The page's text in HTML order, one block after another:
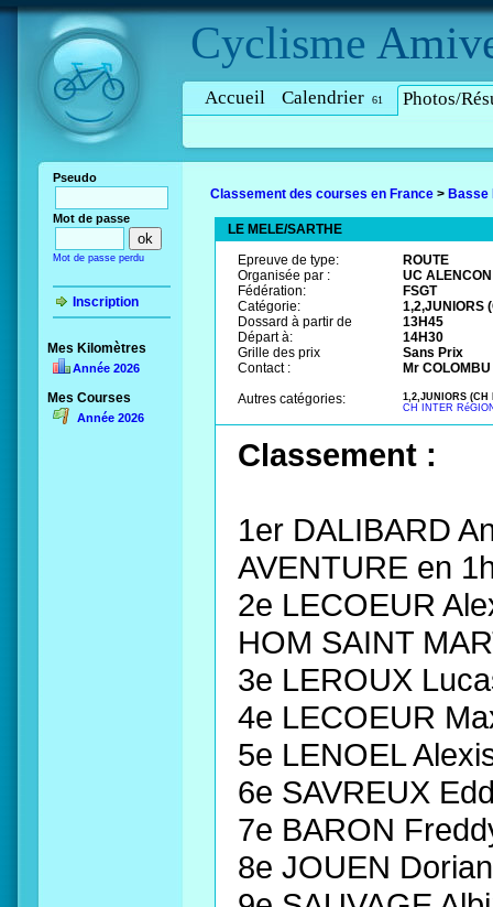
Cyclisme
Accueil Calendrier 61 Photos/
Pseudo
Mot de passe
Mot de passe perdu
Inscription
Mes Kilomètres
Année 2026
Mes Courses
Année 2026
Classement des courses en France > Basse
LE MELE/SARTHE
Epreuve de type:
ROUTE
Organisée par :
UC
Fédération:
FSGT
Catégorie:
1,2,JUNIORS
Dossard à partir de
13H45
Départ à:
14H30
Grille des prix
Sans Prix
Contact :
Mr
Autres catégories:
1,2,JUNIORS (CH
CH INTER
Classement :
1er DALIBARD
AVENTURE en
2e LECOEUR
HOM SAINT
3e LEROUX
4e LECOEUR
5e LENOEL
6e SAVREUX
7e BARON
8e JOUEN